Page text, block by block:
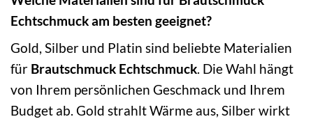
Echtschmuck am besten geeignet?
Gold, Silber und Platin sind beliebte Materialien
für Brautschmuck Echtschmuck. Die Wahl hängt
von Ihrem persönlichen Geschmack und Ihrem
Budget ab. Gold strahlt Wärme aus, Silber wirkt